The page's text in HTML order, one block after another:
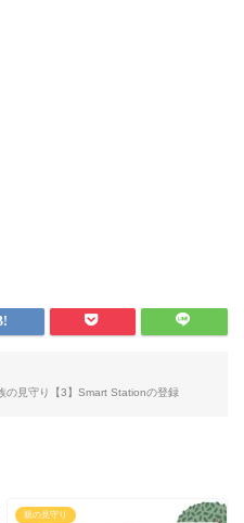
の見守り【3】Smart Stationの登録
親の見守り